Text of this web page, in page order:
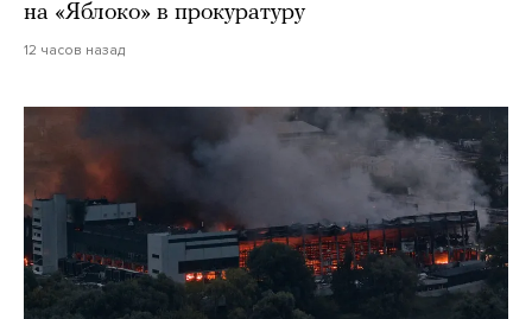
на «Яблоко» в прокуратуру
12 часов назад